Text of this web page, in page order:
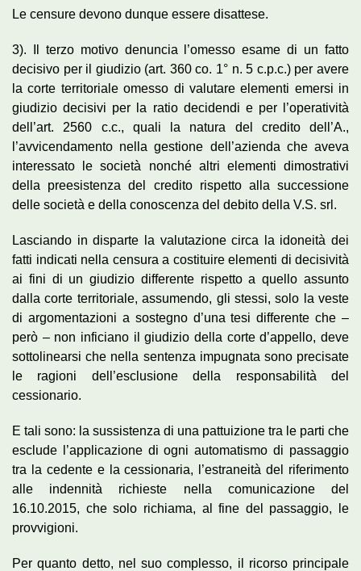
Le censure devono dunque essere disattese.
3). Il terzo motivo denuncia l’omesso esame di un fatto
decisivo per il giudizio (art. 360 co. 1° n. 5 c.p.c.) per avere
la corte territoriale omesso di valutare elementi emersi in
giudizio decisivi per la ratio decidendi e per l’operatività
dell’art. 2560 c.c., quali la natura del credito dell’A.,
l’avvicendamento nella gestione dell’azienda che aveva
interessato le società nonché altri elementi dimostrativi
della preesistenza del credito rispetto alla successione
delle società e della conoscenza del debito della V.S. srl.
Lasciando in disparte la valutazione circa la idoneità dei
fatti indicati nella censura a costituire elementi di decisività
ai fini di un giudizio differente rispetto a quello assunto
dalla corte territoriale, assumendo, gli stessi, solo la veste
di argomentazioni a sostegno d’una tesi differente che –
però – non inficiano il giudizio della corte d’appello, deve
sottolinearsi che nella sentenza impugnata sono precisate
le ragioni dell’esclusione della responsabilità del
cessionario.
E tali sono: la sussistenza di una pattuizione tra le parti che
esclude l’applicazione di ogni automatismo di passaggio
tra la cedente e la cessionaria, l’estraneità del riferimento
alle indennità richieste nella comunicazione del
16.10.2015, che solo richiama, al fine del passaggio, le
provvigioni.
Per quanto detto, nel suo complesso, il ricorso principale